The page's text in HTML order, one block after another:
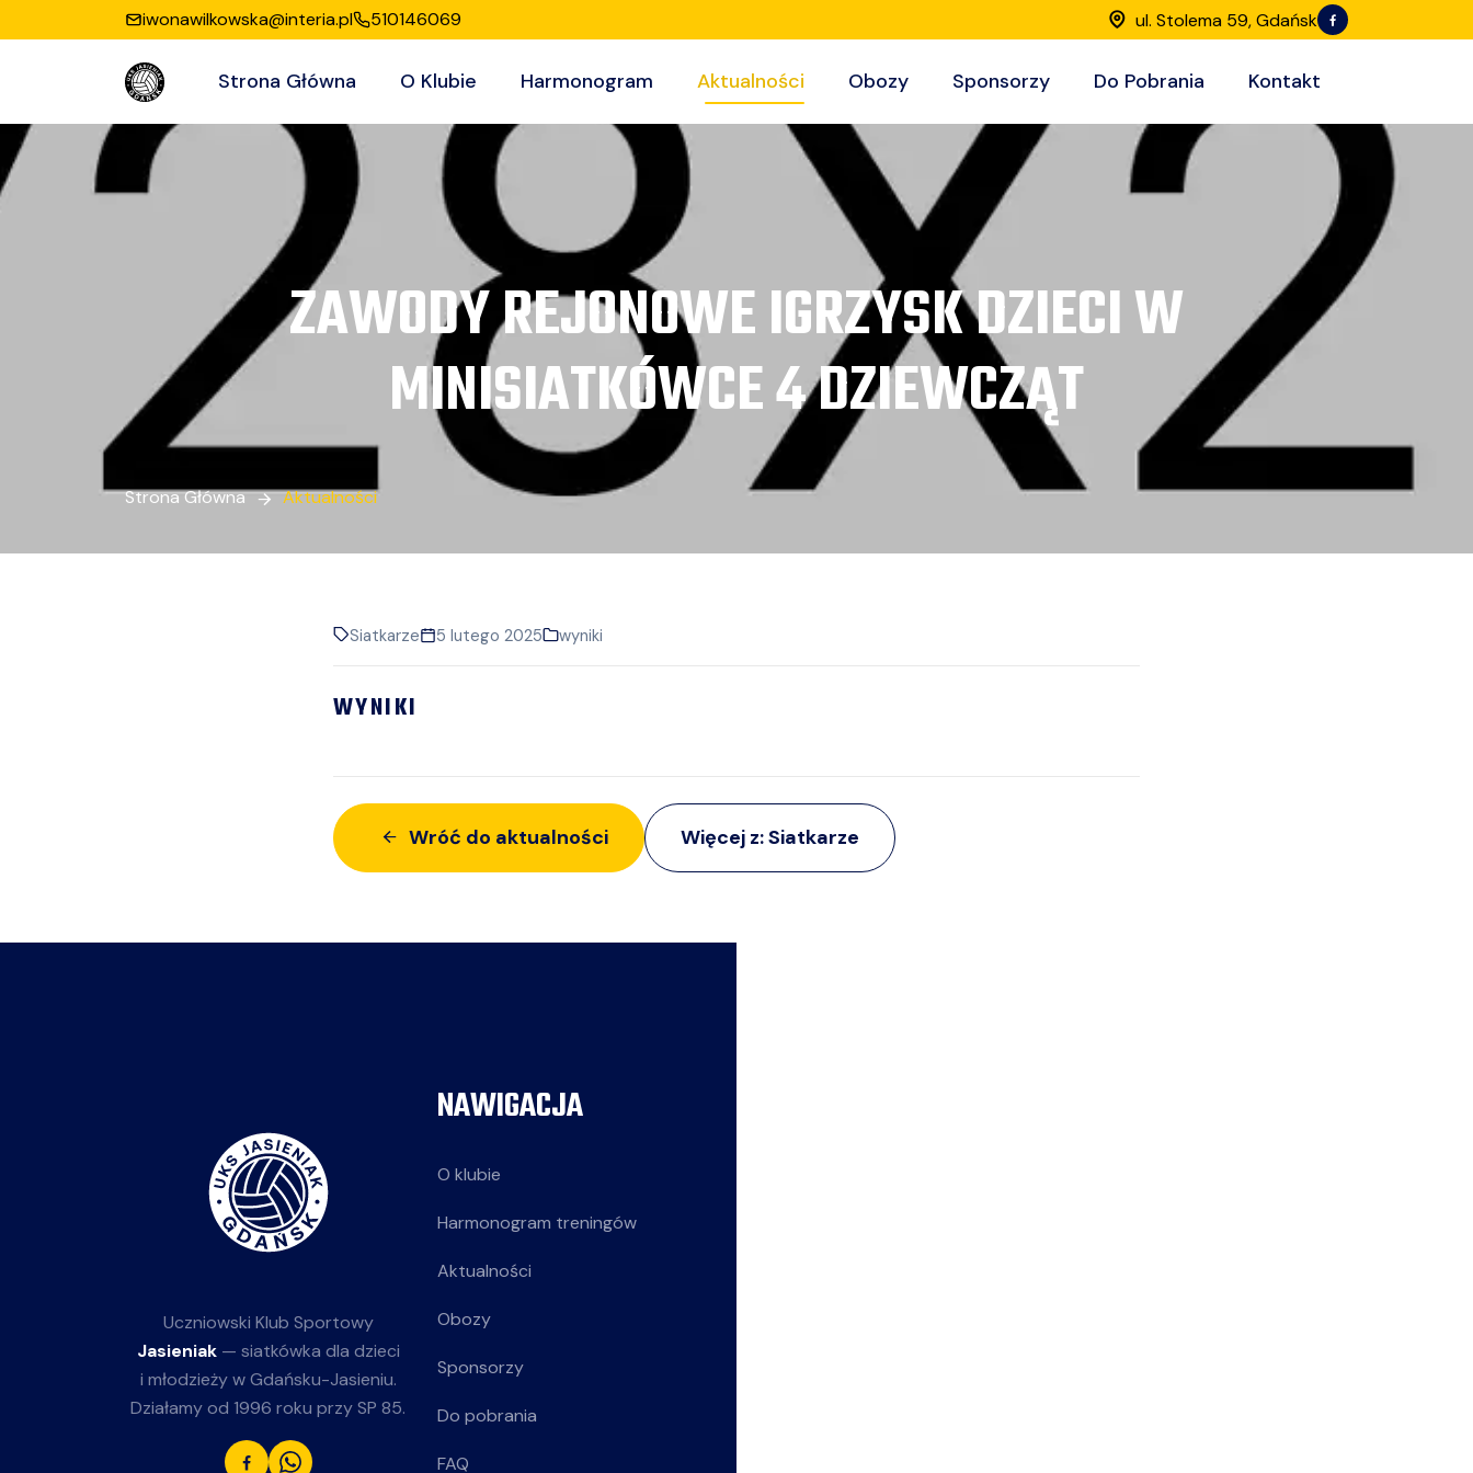
iwonawilkowska@interia.pl 510146069 ul. Stolema 59, Gdańsk
Strona Główna O Klubie Harmonogram Aktualności Obozy Sponsorzy Do Pobrania Kontakt
ZAWODY REJONOWE IGRZYSK DZIECI W
MINISIATKÓWCE 4 DZIEWCZĄT
Strona Główna Aktualności
Siatkarze 5 lutego 2025 wyniki
WYNIKI
Wróć do aktualności Więcej z:Siatkarze
Uczniowski Klub Sportowy
Jasieniak— siatkówka dla dzieci
i młodzieży w Gdańsku-Jasieniu.
Działamy od 1996 roku przy SP 85.
NAWIGACJA
O klubie
Harmonogram treningów
Aktualności
Obozy
Sponsorzy
Do pobrania
FAQ